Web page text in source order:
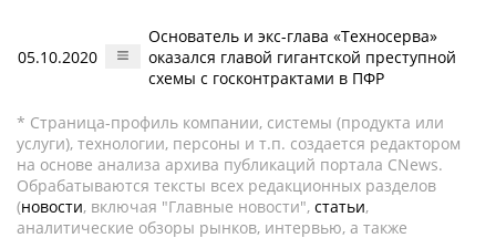
05.10.2020
Основатель и экс-глава «Техносерва»
оказался главой гигантской преступной
схемы с госконтрактами в ПФР
* Страница-профиль компании, системы (продукта или
услуги), технологии, персоны и т.п. создается редактором
на основе анализа архива публикаций портала CNews.
Обрабатываются тексты всех редакционных разделов
(новости, включая "Главные новости", статьи,
аналитические обзоры рынков, интервью, а также